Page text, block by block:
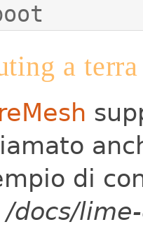
a terra
di
/docs/